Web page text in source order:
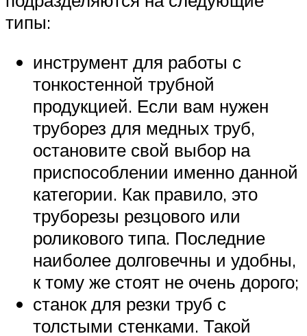
типы:
инструмент для работы с
тонкостенной трубной
продукцией. Если вам нужен
труборез для медных труб,
остановите свой выбор на
приспособлении именно данной
категории. Как правило, это
труборезы резцового или
роликового типа. Последние
наиболее долговечны и удобны,
к тому же стоят не очень дорого;
станок для резки труб с
толстыми стенками. Такой